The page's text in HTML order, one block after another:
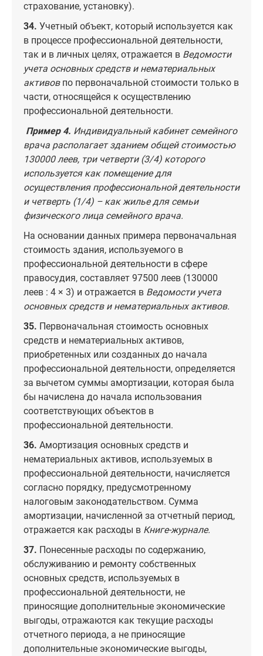
страхование, установку).
34. Учетный объект, который используется как
в процессе профессиональной деятельности,
так и в личных целях, отражается в Ведомости
учета основных средств и нематериальных
активовпо первоначальной стоимости только в
части, относящейся к осуществлению
профессиональной деятельности.
Пример 4. Индивидуальный кабинет семейного
врача располагает зданием общей стоимостью
130000 леев, три четверти (3/4) которого
используется как помещение для
осуществления профессиональной деятельности
и четверть (1/4) – как жилье для семьи
физического лица семейного врача.
На основании данных примера первоначальная
стоимость здания, используемого в
профессиональной деятельности в сфере
правосудия, составляет 97500 леев (130000
леев : 4 × 3) и отражается в Ведомости учета
основных средств и нематериальных активов.
35. Первоначальная стоимость основных
средств и нематериальных активов,
приобретенных или созданных до начала
профессиональной деятельности, определяется
за вычетом суммы амортизации, которая была
бы начислена до начала использования
соответствующих объектов в
профессиональной деятельности.
36. Амортизация основных средств и
нематериальных активов, используемых в
профессиональной деятельности, начисляется
согласно порядку, предусмотренному
налоговым законодательством. Сумма
амортизации, начисленной за отчетный период,
отражается как расходы в Книге-журнале.
37. Понесенные расходы по содержанию,
обслуживанию и ремонту собственных
основных средств, используемых в
профессиональной деятельности, не
приносящие дополнительные экономические
выгоды, отражаются как текущие расходы
отчетного периода, а не приносящие
дополнительные экономические выгоды,